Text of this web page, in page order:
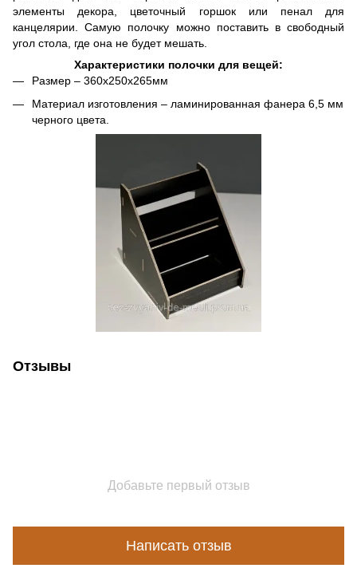
элементы декора, цветочный горшок или пенал для
канцелярии. Самую полочку можно поставить в свободный
угол стола, где она не будет мешать.
Характеристики полочки для вещей:
Размер – 360х250х265мм
Материал изготовления – ламинированная фанера 6,5 мм
черного цвета.
Отзывы
Добавьте первый отзыв
Написать отзыв